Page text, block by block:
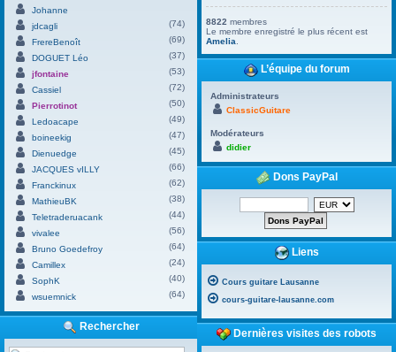
Johanne
jdcagli
(74)
FrereBenoît
(69)
DOGUET Léo
(37)
jfontaine
(53)
Cassiel
(72)
Pierrotinot
(50)
Ledoacape
(49)
boineekig
(47)
Dienuedge
(45)
JACQUES vILLY
(66)
Franckinux
(62)
MathieuBK
(38)
Teletraderuacank
(44)
vivalee
(56)
Bruno Goedefroy
(64)
Camillex
(24)
SophK
(40)
wsuemnick
(64)
Rechercher
8822 membres
Le membre enregistré le plus récent est
Amelia
L’équipe du forum
Administrateurs
ClassicGuitare
Modérateurs
didier
Dons PayPal
Liens
Cours guitare Lausanne
cours-guitare-lausanne.com
Dernières visites des robots